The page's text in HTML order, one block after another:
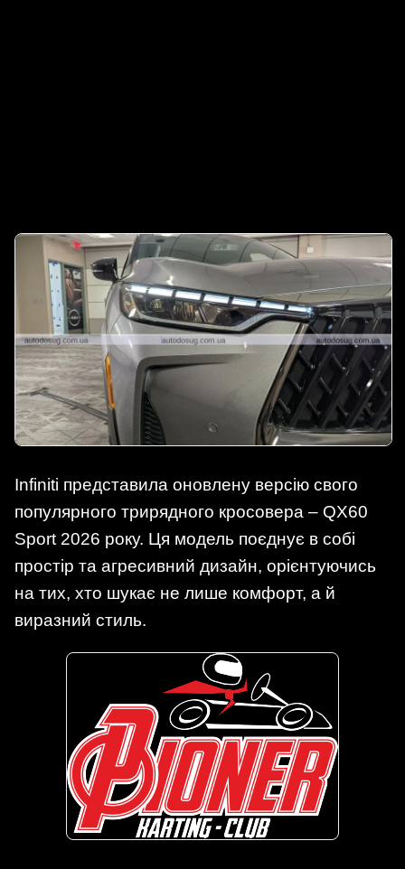
Infiniti представила оновлену версію свого
популярного трирядного кросовера – QX60
Sport 2026 року. Ця модель поєднує в собі
простір та агресивний дизайн, орієнтуючись
на тих, хто шукає не лише комфорт, а й
виразний стиль.